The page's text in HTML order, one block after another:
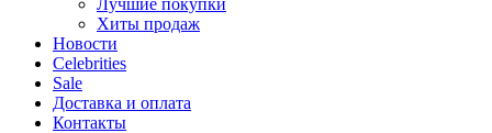
Лучшие покупки
Хиты продаж
Новости
Celebrities
Sale
Доставка и оплата
Контакты